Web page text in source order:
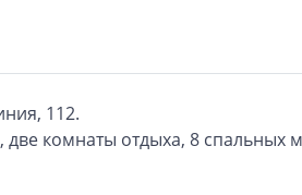
112.
две комнаты отдыха, 8